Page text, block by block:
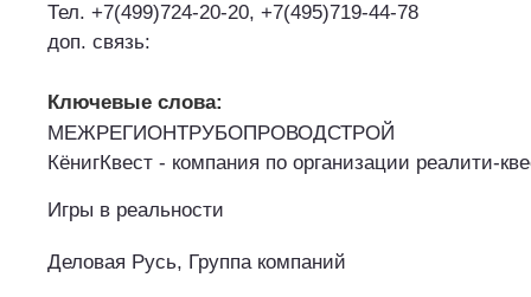
Тел. +7(499)724-20-20, +7(495)719-44-78
доп. связь:
Ключевые слова:
МЕЖРЕГИОНТРУБОПРОВОДСТРОЙ
КёнигКвест - компания по организации реалити-
Игры в реальности
Деловая Русь, Группа компаний